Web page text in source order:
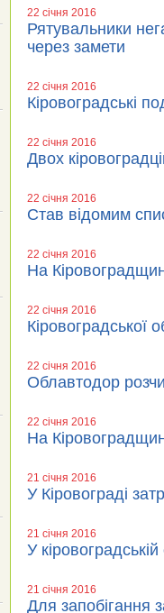
22 січня 2016
Рятувальники
через замети
22 січня 2016
Кіровоградські
22 січня 2016
Двох
22 січня 2016
Став відомим
22 січня 2016
На
22 січня 2016
Кіровоградської
22 січня 2016
Облавтодор
22 січня 2016
На
21 січня 2016
У Кіровограді
21 січня 2016
У
21 січня 2016
Для запобігання